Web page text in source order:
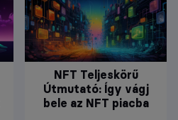
NFT Teljeskörű
Útmutató: Így vágj
bele az NFT piacba